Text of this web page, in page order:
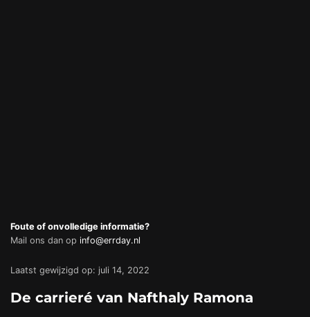
Foute of onvolledige informatie?
Mail ons dan op info@errday.nl
Laatst gewijzigd op: juli 14, 2022
De carrieré van Nafthaly Ramona